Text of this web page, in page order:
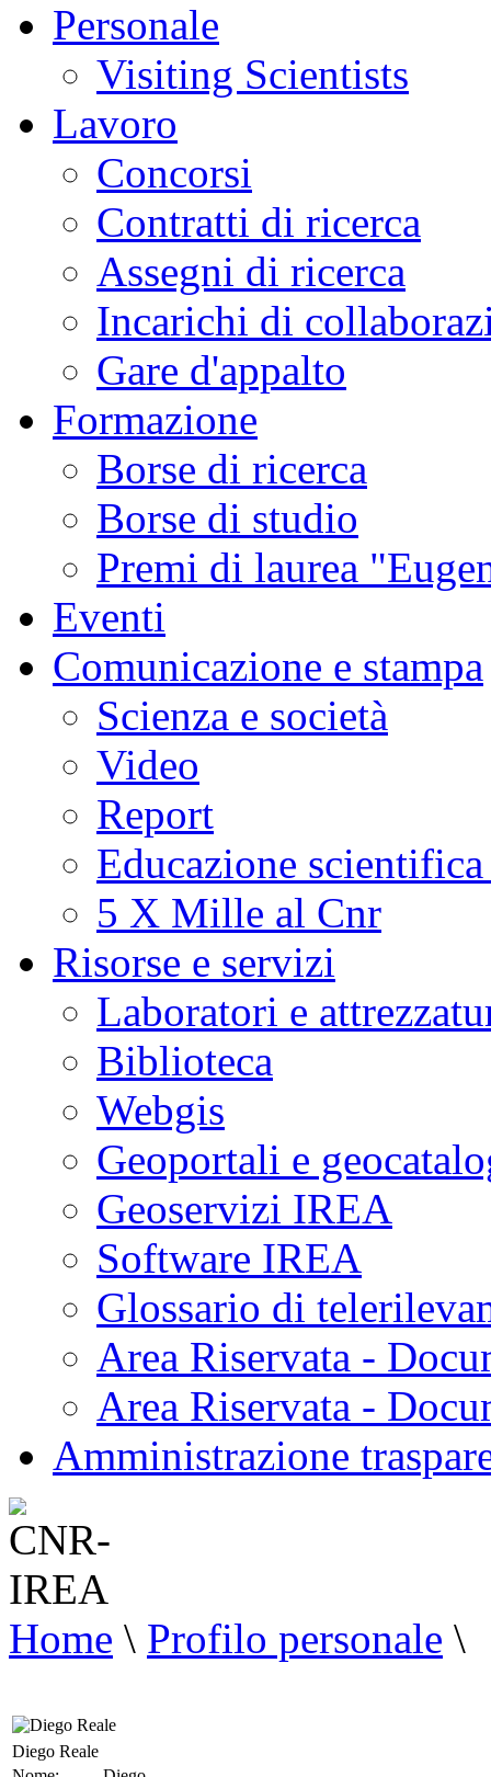
Personale
Visiting Scientists
Lavoro
Concorsi
Contratti di ricerca
Assegni di ricerca
Incarichi di
Gare d'appalto
Formazione
Borse di ricerca
Borse di studio
Premi di laurea
Eventi
Comunicazione e stampa
Scienza e società
Video
Report
Educazione
5 X Mille al Cnr
Risorse e servizi
Laboratori e
Biblioteca
Webgis
Geoportali e
Geoservizi IREA
Software IREA
Glossario di
Area Riservata -
Area Riservata -
Amministrazione
Home \ Profilo personale \
Diego Reale